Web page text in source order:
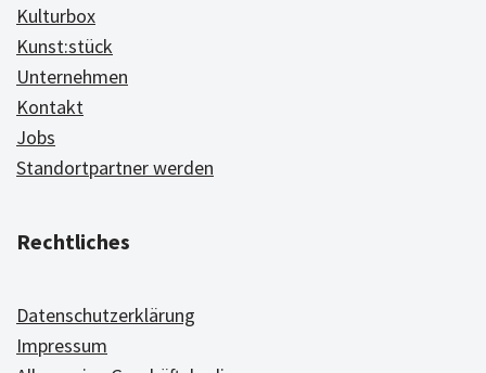
Kulturbox
Kunst:stück
Unternehmen
Kontakt
Jobs
Standortpartner werden
Rechtliches
Datenschutzerklärung
Impressum